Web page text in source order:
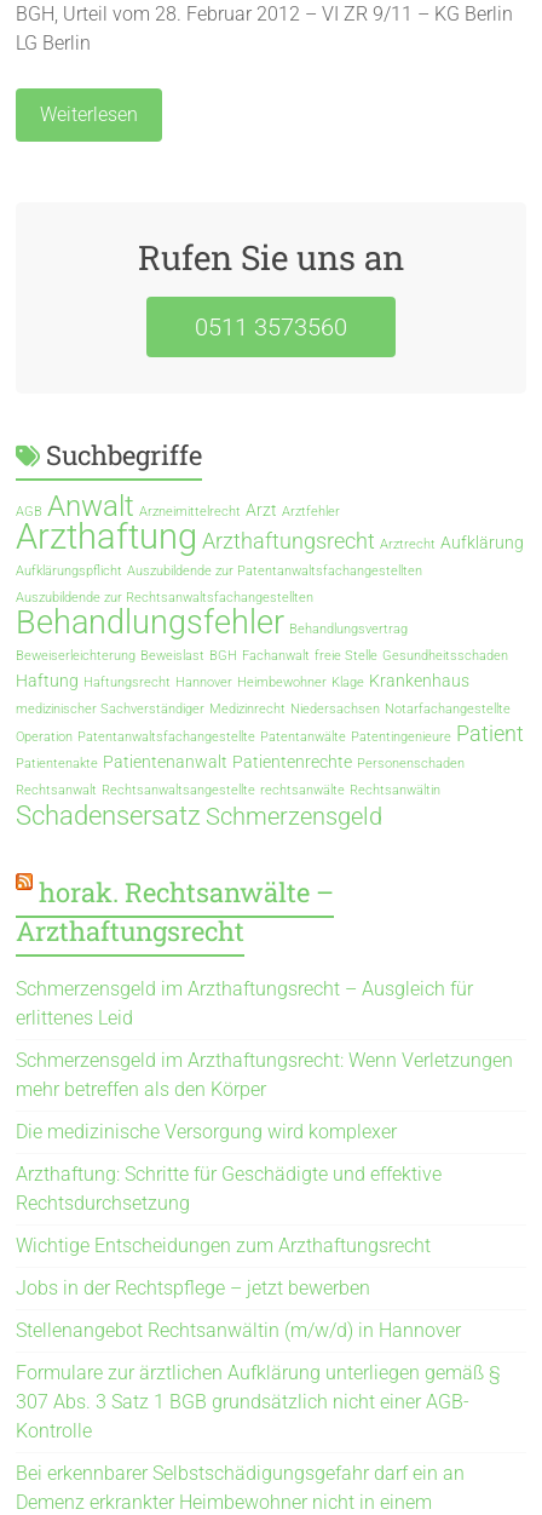
BGH, Urteil vom 28. Februar 2012 – VI ZR 9/11 – KG Berlin
LG Berlin
Weiterlesen
Rufen Sie uns an
0511 3573560
Suchbegriffe
AGB Anwalt Arzneimittelrecht Arzt Arztfehler
Arzthaftung Arzthaftungsrecht Arztrecht Aufklärung
Aufklärungspflicht Auszubildende zur Patentanwaltsfachangestellten
Auszubildende zur Rechtsanwaltsfachangestellten
Behandlungsfehler Behandlungsvertrag
Beweiserleichterung Beweislast BGH Fachanwalt freie Stelle Gesundheitsschaden
Haftung Haftungsrecht Hannover Heimbewohner Klage Krankenhaus
medizinischer Sachverständiger Medizinrecht Niedersachsen Notarfachangestellte
Operation Patentanwaltsfachangestellte Patentanwälte Patentingenieure Patient
Patientenakte Patientenanwalt Patientenrechte Personenschaden
Rechtsanwalt Rechtsanwaltsangestellte rechtsanwälte Rechtsanwältin
Schadensersatz Schmerzensgeld
horak. Rechtsanwälte –
Arzthaftungsrecht
Schmerzensgeld im Arzthaftungsrecht – Ausgleich für
erlittenes Leid
Schmerzensgeld im Arzthaftungsrecht: Wenn Verletzungen
mehr betreffen als den Körper
Die medizinische Versorgung wird komplexer
Arzthaftung: Schritte für Geschädigte und effektive
Rechtsdurchsetzung
Wichtige Entscheidungen zum Arzthaftungsrecht
Jobs in der Rechtspflege – jetzt bewerben
Stellenangebot Rechtsanwältin (m/w/d) in Hannover
Formulare zur ärztlichen Aufklärung unterliegen gemäß §
307 Abs. 3 Satz 1 BGB grundsätzlich nicht einer AGB-
Kontrolle
Bei erkennbarer Selbstschädigungsgefahr darf ein an
Demenz erkrankter Heimbewohner nicht in einem